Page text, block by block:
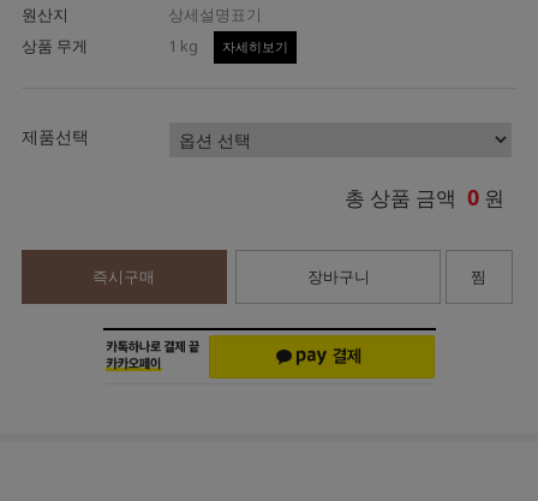
원산지
상세설명표기
상품 무게
1 kg 자세히보기
제품선택
총 상품 금액 0 원
즉시구매 장바구니 찜